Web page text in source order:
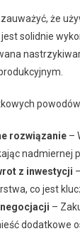
że
solidnie
rozwiązanie –
nadmiernej
z inwestycji
co jest
–
dodatkowe